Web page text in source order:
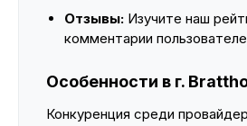
Отзывы: Изучите наш
комментарии
Особенности в г.
Конкуренция среди